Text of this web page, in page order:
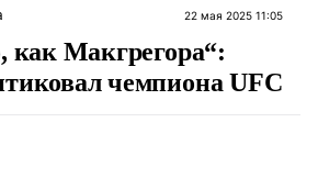
22 мая 2025 11:05
как Макгрегора“:
чемпиона UFC